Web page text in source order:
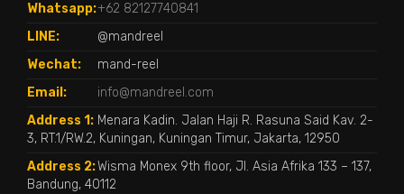
Whatsapp:+62 82127740841
LINE:
@mandreel
Wechat:
mand-reel
Email:
info@mandreel.com
Address 1: Menara Kadin. Jalan Haji R. Rasuna Said Kav. 2-
3, RT.1/RW.2, Kuningan, Kuningan Timur, Jakarta, 12950
Address 2:Wisma Monex 9th floor, Jl. Asia Afrika 133 – 137,
Bandung, 40112